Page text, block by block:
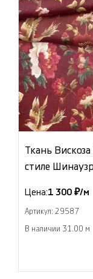
Ткань
стиле
Цена:1 300 ₽/м
Артикул: 29587
В наличии 31.00 м